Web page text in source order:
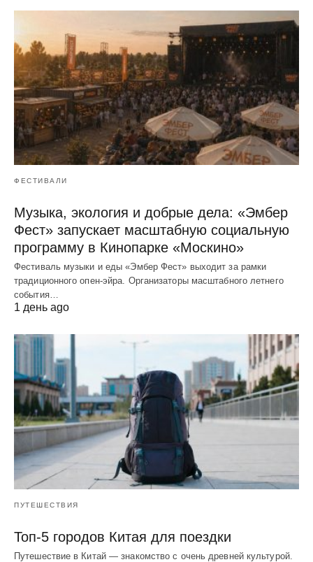
ФЕСТИВАЛИ
Музыка, экология и добрые дела: «Эмбер
Фест» запускает масштабную социальную
программу в Кинопарке «Москино»
Фестиваль музыки и еды «Эмбер Фест» выходит за рамки
традиционного опен-эйра. Организаторы масштабного летнего
события…
1 день ago
ПУТЕШЕСТВИЯ
Топ-5 городов Китая для поездки
Путешествие в Китай — знакомство с очень древней культурой.